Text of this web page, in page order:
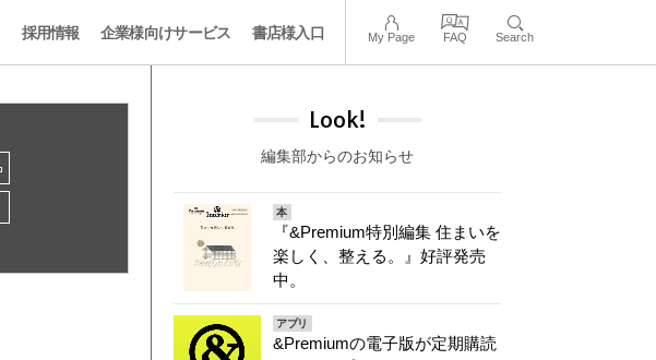
採用情報 企業様向けサービス 書店様入口 My Page FAQ Search
Look!
編集部からのお知らせ
本
『&Premium特別編集 住まいを
楽しく、整える。』好評発売
中。
アプリ
&Premiumの電子版が定期購読